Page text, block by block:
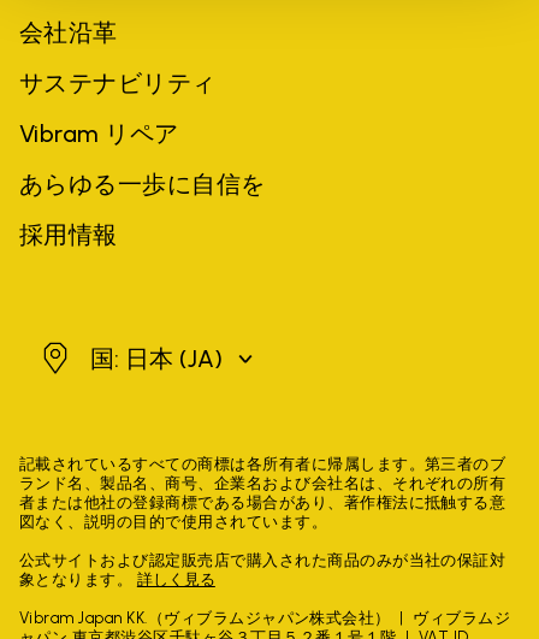
会社沿革
サステナビリティ
Vibram リペア
あらゆる一歩に自信を
採用情報
日本 国: 日本 (JA)
記載されているすべての商標は各所有者に帰属します。第三者のブ
ランド名、製品名、商号、企業名および会社名は、それぞれの所有
者または他社の登録商標である場合があり、著作権法に抵触する意
図なく、説明の目的で使用されています。
公式サイトおよび認定販売店で購入された商品のみが当社の保証対
象となります。 詳しく見る
Vibram Japan KK.（ヴィブラムジャパン株式会社）
ヴィブラムジ